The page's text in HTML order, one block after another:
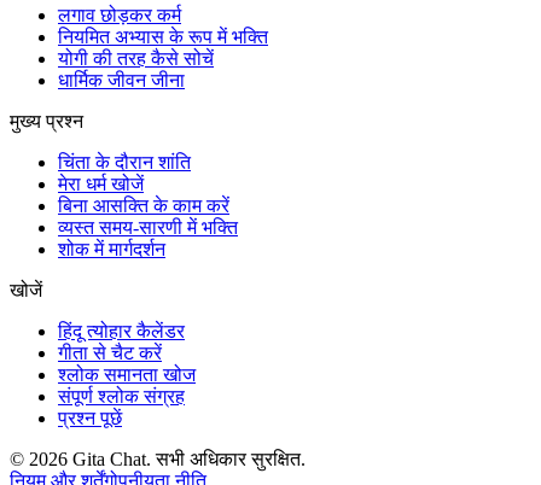
लगाव छोड़कर कर्म
नियमित अभ्यास के रूप में भक्ति
योगी की तरह कैसे सोचें
धार्मिक जीवन जीना
मुख्य प्रश्न
चिंता के दौरान शांति
मेरा धर्म खोजें
बिना आसक्ति के काम करें
व्यस्त समय-सारणी में भक्ति
शोक में मार्गदर्शन
खोजें
हिंदू त्योहार कैलेंडर
गीता से चैट करें
श्लोक समानता खोज
संपूर्ण श्लोक संग्रह
प्रश्न पूछें
© 2026 Gita Chat.सभी अधिकार सुरक्षित.
नियम और शर्तेंगोपनीयता नीति